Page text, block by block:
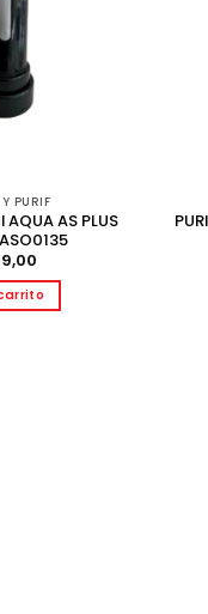
PURIF
AQUA AS PLUS